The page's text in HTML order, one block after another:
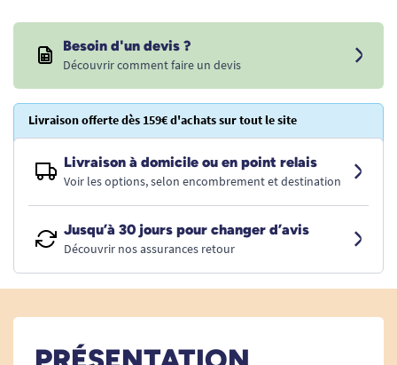
Besoin d'un devis ?
Découvrir comment faire un devis
Livraison offerte dès 159€ d'achats sur tout le site
Livraison à domicile ou en point relais
Voir les options, selon encombrement et destination
Jusqu’à 30 jours pour changer d’avis
Découvrir nos assurances retour